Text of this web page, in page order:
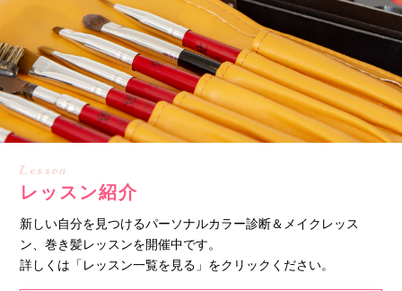
Lesson
レッスン紹介
新しい自分を見つけるパーソナルカラー診断＆メイクレッス
ン、巻き髪レッスンを開催中です。
詳しくは「レッスン一覧を見る」をクリックください。